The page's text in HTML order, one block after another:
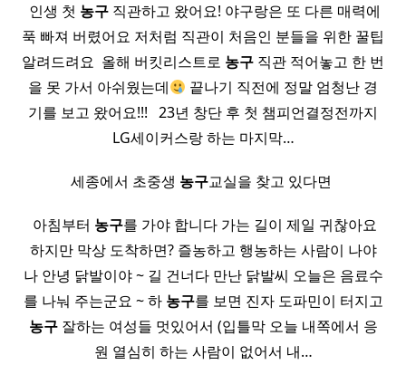
​ 인생 첫 농구 직관하고 왔어요! 야구랑은 또 다른 매력에
푹 빠져 버렸어요 저처럼 직관이 처음인 분들을 위한 꿀팁
알려드려요 ​ 올해 버킷리스트로 농구 직관 적어놓고 한 번
을 못 가서 아쉬웠는데
끝나기 직전에 정말 엄청난 경
기를 보고 왔어요!!! ​ ​ 23년 창단 후 첫 챔피언결정전까지
LG세이커스랑 하는 마지막…
세종에서 초중생 농구교실을 찾고 있다면 ​
​ 아침부터 농구를 가야 합니다 가는 길이 제일 귀찮아요
하지만 막상 도착하면? 즐농하고 행농하는 사람이 나야
나 안녕 닭발이야 ~ 길 건너다 만난 닭발씨 오늘은 음료수
를 나눠 주는군요 ~ 하 농구를 보면 진자 도파민이 터지고
농구잘하는 여성들 멋있어서 (입틀막 오늘 내쪽에서 응
원 열심히 하는 사람이 없어서 내…